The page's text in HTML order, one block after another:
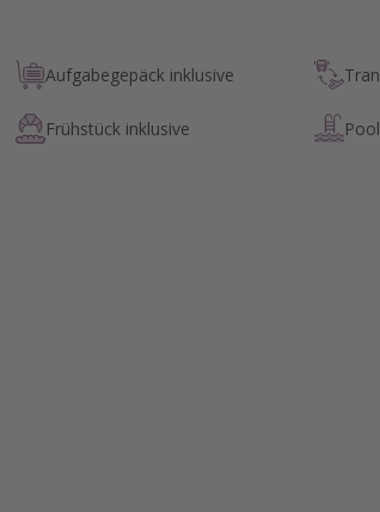
Aufgabegepäck inklusive
Frühstück inklusive Pool